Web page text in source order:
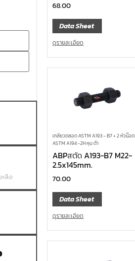
หลือ
68.00
Data Sheet
ดูรายละเอียด
เกลียวตลอด ASTM A193 - B7 + 2 หัวน๊อต
ASTM A194 -2H หุน ดำ
ABPสตัด A193-B7 M22-
2.5x145mm.
70.00
Data Sheet
ดูรายละเอียด